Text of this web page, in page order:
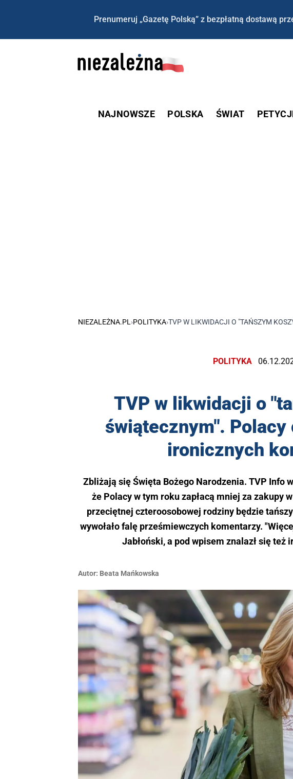
Prenumeruj „Gazetę Polską” z bezpłatną dostawą
NAJNOWSZE POLSKA ŚWIAT
NIEZALEŻNA.PL ›POLITYKA›TVP W LIKWIDACJI O "TAŃSZYM
POLITYKA
TVP w likwidacji o
świątecznym". Polacy
ironicznych
Zbliżają się Święta Bożego Narodzenia. TVP Info
że Polacy w tym roku zapłacą mniej za zakupy
przeciętnej czteroosobowej rodziny będzie
wywołało falę prześmiewczych komentarzy.
Jabłoński, a pod wpisem znalazł się też
Autor: Beata Mańkowska